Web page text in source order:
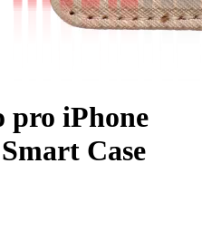
pro iPhone
Smart Case